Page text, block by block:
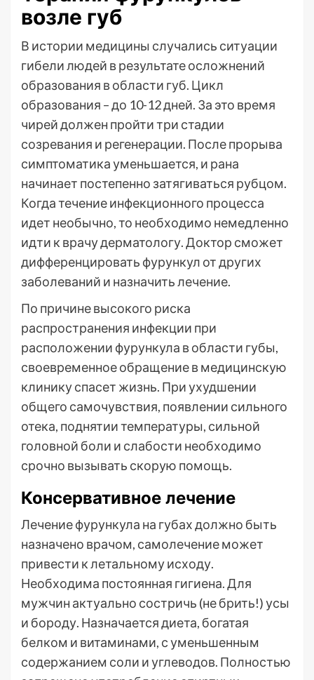
возле губ
В истории медицины случались ситуации
гибели людей в результате осложнений
образования в области губ. Цикл
образования – до 10-12 дней. За это время
чирей должен пройти три стадии
созревания и регенерации. После прорыва
симптоматика уменьшается, и рана
начинает постепенно затягиваться рубцом.
Когда течение инфекционного процесса
идет необычно, то необходимо немедленно
идти к врачу дерматологу. Доктор сможет
дифференцировать фурункул от других
заболеваний и назначить лечение.
По причине высокого риска
распространения инфекции при
расположении фурункула в области губы,
своевременное обращение в медицинскую
клинику спасет жизнь. При ухудшении
общего самочувствия, появлении сильного
отека, поднятии температуры, сильной
головной боли и слабости необходимо
срочно вызывать скорую помощь.
Консервативное лечение
Лечение фурункула на губах должно быть
назначено врачом, самолечение может
привести к летальному исходу.
Необходима постоянная гигиена. Для
мужчин актуально состричь (не брить!) усы
и бороду. Назначается диета, богатая
белком и витаминами, с уменьшенным
содержанием соли и углеводов. Полностью